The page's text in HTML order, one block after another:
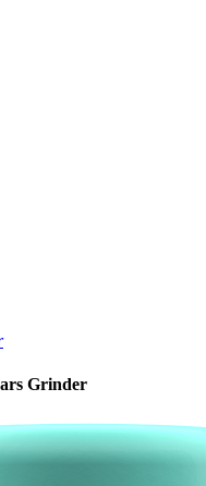
Grinder